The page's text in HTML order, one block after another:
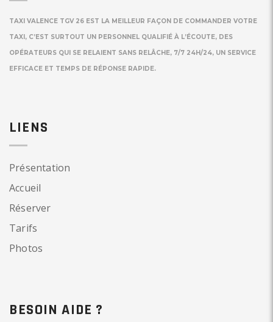
TAXI VALENCE TGV 26 EST LA MEILLEUR FAÇON DE COMMANDER VOTRE
TAXI, C’EST SURTOUT UN PERSONNEL QUALIFIÉ À L’ÉCOUTE, DES
OPÉRATEURS QUI SE RELAIENT SANS RELÂCHE, 7/7 24H/24, UN SERVICE
EFFICACE ET TEMPS DE RÉPONSE RAPIDE.
LIENS
Présentation
Accueil
Réserver
Tarifs
Photos
BESOIN AIDE ?